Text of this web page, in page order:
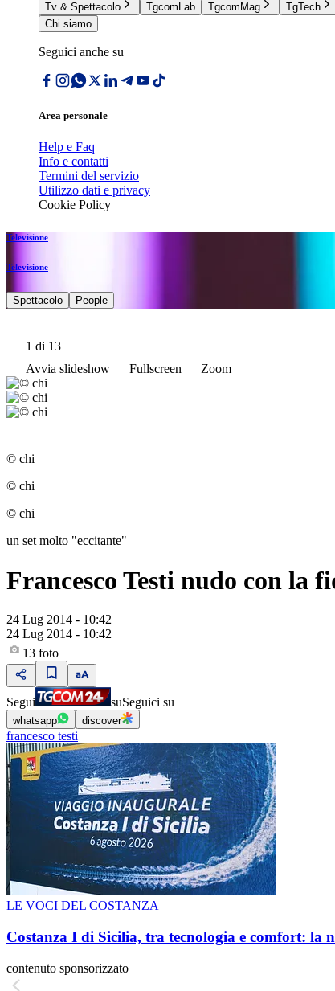
Tv & Spettacolo
TgcomLab TgcomMag TgTech
Chi siamo
Seguici anche su
Area personale
Help e Faq
Info e contatti
Termini del servizio
Utilizzo dati e privacy
Cookie Policy
Televisione
Televisione
Spettacolo People
1 di 13
Avvia slideshow
Fullscreen Zoom
© chi
© chi
© chi
un set molto "eccitante"
Francesco Testi nudo con la
24 Lug 2014 - 10:42
24 Lug 2014 - 10:42
13 foto
Segui suSeguici su
whatsapp discover
francesco testi
LE VOCI DEL COSTANZA
Costanza I di Sicilia, tra tecnologia e comfort: la
contenuto sponsorizzato